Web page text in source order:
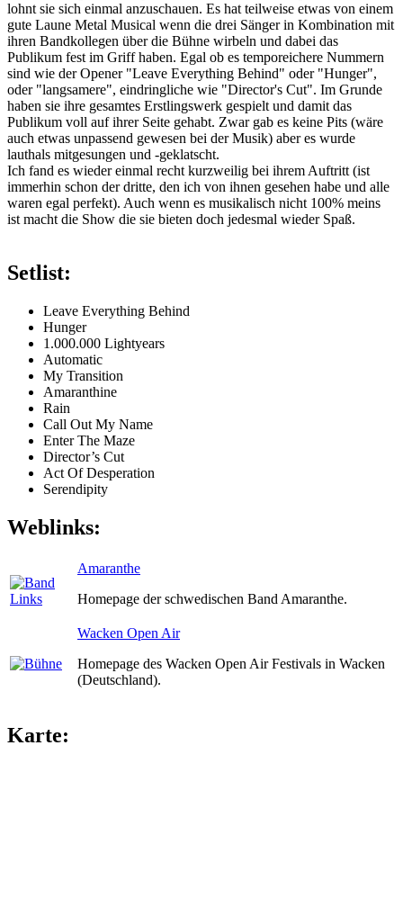
lohnt sie sich einmal anzuschauen. Es hat teilweise etwas von einem
gute Laune Metal Musical wenn die drei Sänger in Kombination mit
ihren Bandkollegen über die Bühne wirbeln und dabei das
Publikum fest im Griff haben. Egal ob es temporeichere Nummern
sind wie der Opener "Leave Everything Behind" oder "Hunger",
oder "langsamere", eindringliche wie "Director's Cut". Im Grunde
haben sie ihre gesamtes Erstlingswerk gespielt und damit das
Publikum voll auf ihrer Seite gehabt. Zwar gab es keine Pits (wäre
auch etwas unpassend gewesen bei der Musik) aber es wurde
lauthals mitgesungen und -geklatscht.
Ich fand es wieder einmal recht kurzweilig bei ihrem Auftritt (ist
immerhin schon der dritte, den ich von ihnen gesehen habe und alle
waren egal perfekt). Auch wenn es musikalisch nicht 100% meins
ist macht die Show die sie bieten doch jedesmal wieder Spaß.
Setlist:
Leave Everything Behind
Hunger
1.000.000 Lightyears
Automatic
My Transition
Amaranthine
Rain
Call Out My Name
Enter The Maze
Director’s Cut
Act Of Desperation
Serendipity
Weblinks:
Amaranthe
Homepage der schwedischen Band Amaranthe.
Wacken Open Air
Homepage des Wacken Open Air Festivals in Wacken
(Deutschland).
Karte: